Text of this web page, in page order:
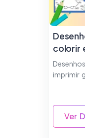
colorir
imprimir
Ver